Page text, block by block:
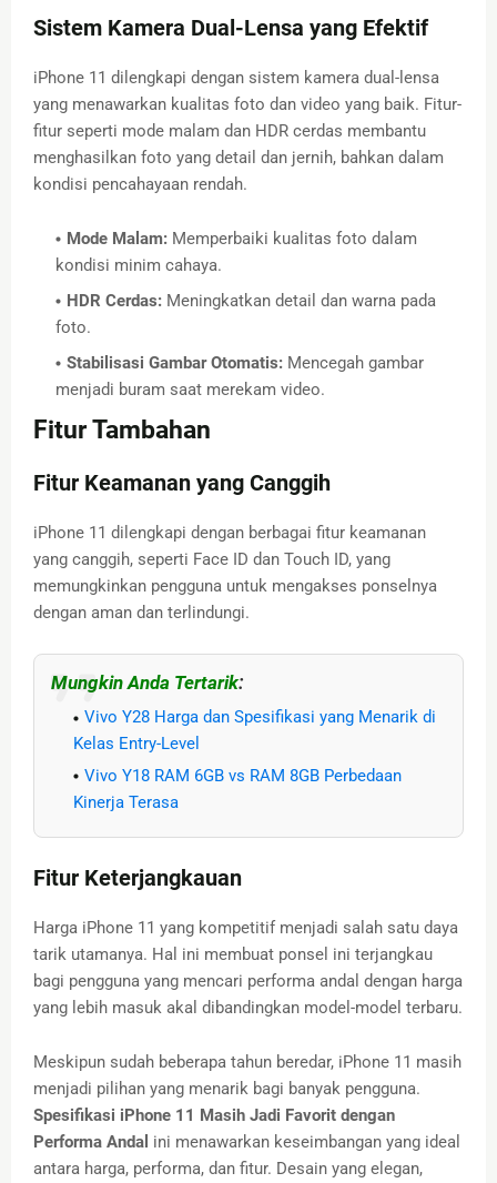
Sistem Kamera Dual-Lensa yang Efektif
iPhone 11 dilengkapi dengan sistem kamera dual-lensa
yang menawarkan kualitas foto dan video yang baik. Fitur-
fitur seperti mode malam dan HDR cerdas membantu
menghasilkan foto yang detail dan jernih, bahkan dalam
kondisi pencahayaan rendah.
Mode Malam: Memperbaiki kualitas foto dalam
kondisi minim cahaya.
HDR Cerdas: Meningkatkan detail dan warna pada
foto.
Stabilisasi Gambar Otomatis: Mencegah gambar
menjadi buram saat merekam video.
Fitur Tambahan
Fitur Keamanan yang Canggih
iPhone 11 dilengkapi dengan berbagai fitur keamanan
yang canggih, seperti Face ID dan Touch ID, yang
memungkinkan pengguna untuk mengakses ponselnya
dengan aman dan terlindungi.
Mungkin Anda Tertarik:
Vivo Y28 Harga dan Spesifikasi yang Menarik di
Kelas Entry-Level
Vivo Y18 RAM 6GB vs RAM 8GB Perbedaan
Kinerja Terasa
Fitur Keterjangkauan
Harga iPhone 11 yang kompetitif menjadi salah satu daya
tarik utamanya. Hal ini membuat ponsel ini terjangkau
bagi pengguna yang mencari performa andal dengan harga
yang lebih masuk akal dibandingkan model-model terbaru.
Meskipun sudah beberapa tahun beredar, iPhone 11 masih
menjadi pilihan yang menarik bagi banyak pengguna.
Spesifikasi iPhone 11 Masih Jadi Favorit dengan
Performa Andal ini menawarkan keseimbangan yang ideal
antara harga, performa, dan fitur. Desain yang elegan,